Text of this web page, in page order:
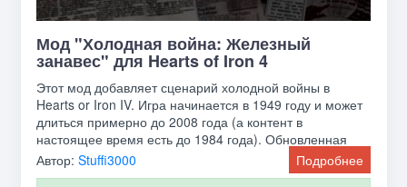
Мод "Холодная война: Железный
занавес" для Hearts of Iron 4
Этот мод добавляет сценарий холодной войны в
Hearts or Iron IV. Игра начинается в 1949 году и может
длиться примерно до 2008 года (а контент в
настоящее время есть до 1984 года). Обновленная
версия
Автор: Stuffi3000 Подробнее